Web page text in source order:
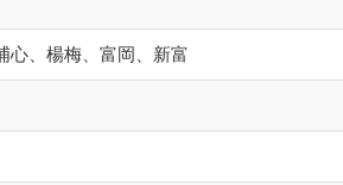
心、楊梅、富岡、新富